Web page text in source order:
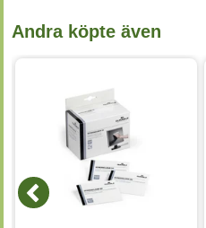
Andra köpte även